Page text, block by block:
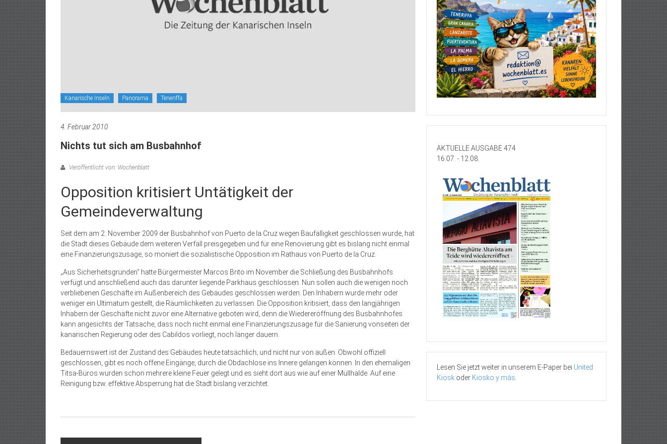
Kanarische Inseln Panorama Teneriffa
4. Februar 2010
Nichts tut sich am Busbahnhof
Veröffentlicht von: Wochenblatt
Opposition kritisiert Untätigkeit der
Gemeindeverwaltung
Seit dem am 2. November 2009 der Busbahnhof von Puerto de la Cruz wegen Baufälligkeit geschlossen wurde, hat
die Stadt dieses Gebäude dem weiteren Verfall preisgegeben und für eine Renovierung gibt es bislang nicht einmal
eine Finanzierungszusage, so moniert die sozialistische Opposition im Rathaus von Puerto de la Cruz.
„Aus Sicherheitsgründen“ hatte Bürgermeister Marcos Brito im November die Schließung des Busbahnhofs
verfügt und anschließend auch das darunter liegende Parkhaus geschlossen. Nun sollen auch die wenigen noch
verbliebenen Geschäfte im Außenbereich des Gebäudes geschlossen werden. Den Inhabern wurde mehr oder
weniger ein Ultimatum gestellt, die Räumlichkeiten zu verlassen. Die Opposition kritisiert, dass den langjährigen
Inhabern der Geschäfte nicht zuvor eine Alternative geboten wird, denn die Wiedereröffnung des Busbahnhofes
kann angesichts der Tatsache, dass noch nicht einmal eine Finanzierungszusage für die Sanierung vonseiten der
kanarischen Regierung oder des Cabildos vorliegt, noch länger dauern.
Bedauernswert ist der Zustand des Gebäudes heute tatsächlich; und nicht nur von außen. Obwohl offiziell
geschlossen, gibt es noch offene Eingänge, durch die Obdachlose ins Innere gelangen können. In den ehemaligen
Titsa-Büros wurden schon mehrere kleine Feuer gelegt und es sieht dort aus wie auf einer Müllhalde. Auf eine
Reinigung bzw. effektive Absperrung hat die Stadt bislang verzichtet.
AKTUELLE AUSGABE 474
16.07. - 12.08.
Lesen Sie jetzt weiter in unserem E-Paper bei United
Kiosk oder Kiosko y más